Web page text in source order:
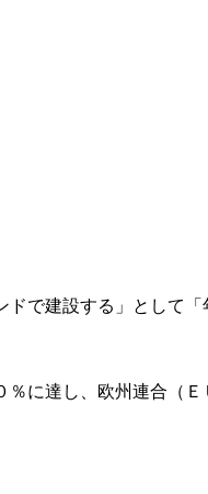
で建設する」として
に達し、欧州連合（